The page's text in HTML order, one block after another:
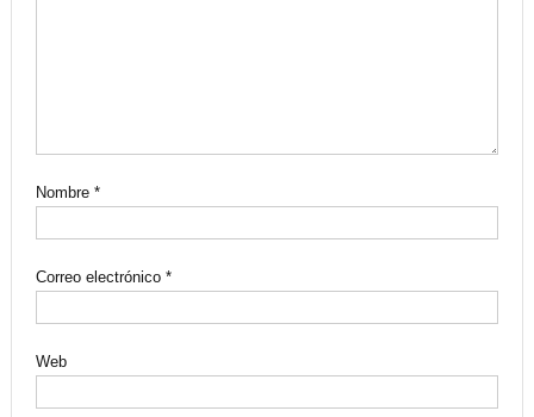
Nombre *
Correo electrónico *
Web